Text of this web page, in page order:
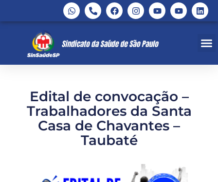
Edital de convocação –
Trabalhadores da Santa
Casa de Chavantes –
Taubaté